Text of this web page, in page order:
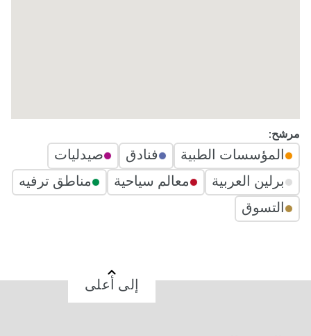
مرشح:
المؤسسات الطبية فنادق
صيدليات
برلين العربية
معالم سياحية
مناطق ترفيه
التسوق
إلى أعلى